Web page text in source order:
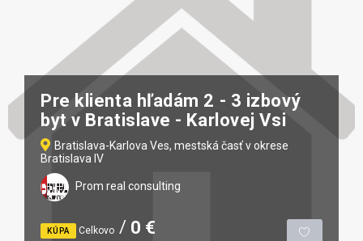
Pre klienta hľadám 2 - 3 izbový
byt v Bratislave - Karlovej Vsi
Bratislava-Karlova Ves, mestská časť v okrese
Bratislava IV
Prom real consulting
KÚPA Celkovo 0 €